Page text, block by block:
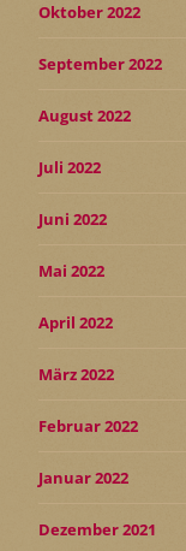
Oktober 2022
September 2022
August 2022
Juli 2022
Juni 2022
Mai 2022
April 2022
März 2022
Februar 2022
Januar 2022
Dezember 2021